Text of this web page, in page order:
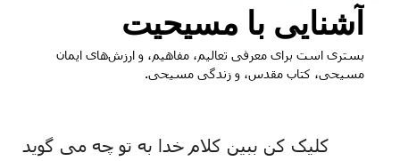
آشنایی با مسیحیت
بستری است برای معرفی تعالیم، مفاهیم، و ارزش‌های ایمان
مسیحی، کتاب مقدس، و زندگی مسیحی.
کلیک کن ببین کلام خدا به تو چه می گوید